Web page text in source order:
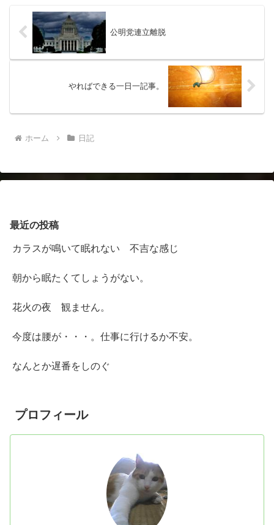
公明党連立離脱
やればできる一日一記事。
ホーム 日記
最近の投稿
カラスが鳴いて眠れない 不吉な感じ
朝から眠たくてしょうがない。
花火の夜 観ません。
今度は腰が・・・。仕事に行けるか不安。
なんとか遅番をしのぐ
プロフィール